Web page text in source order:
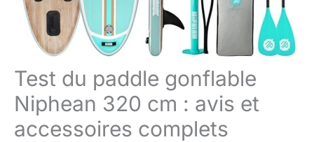
Test du paddle gonflable
Niphean 320 cm : avis et
accessoires complets